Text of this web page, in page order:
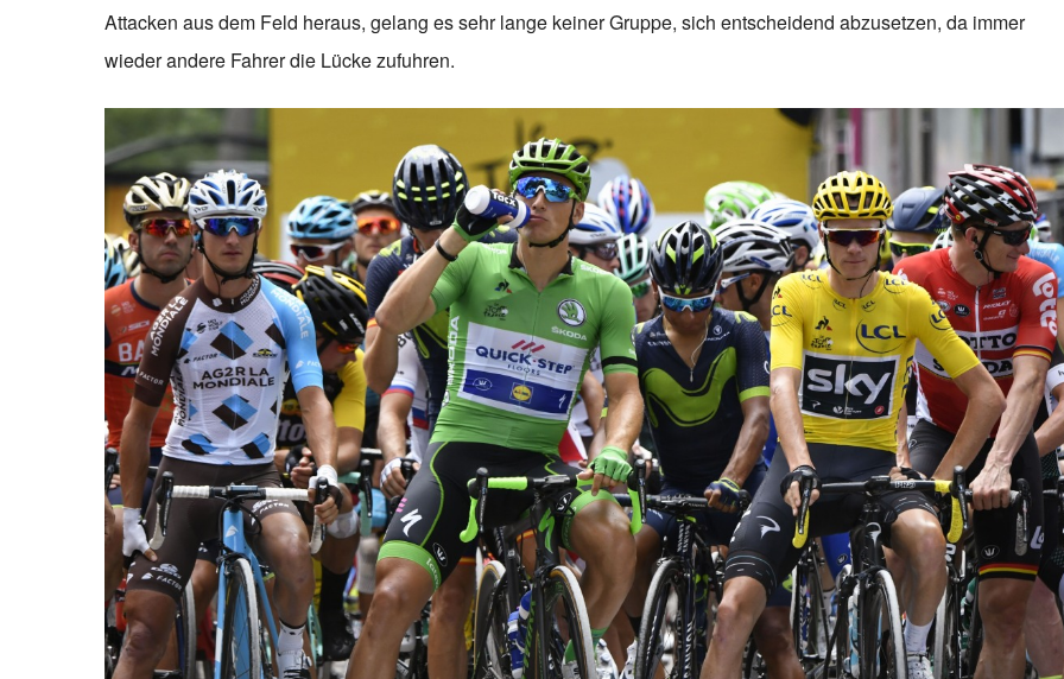
Attacken aus dem Feld heraus, gelang es sehr lange keiner Gruppe, sich entscheidend abzusetzen, da immer
wieder andere Fahrer die Lücke zufuhren.